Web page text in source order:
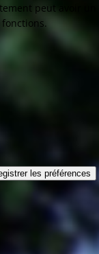
peut avoir un
les préférences